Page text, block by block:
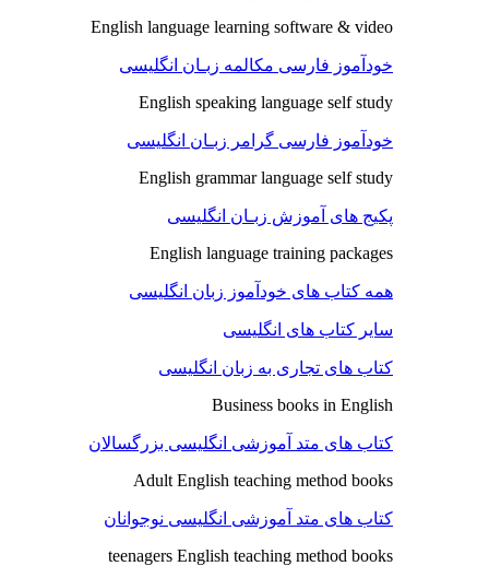
English language learning software & video
خودآموز فارسی مکالمه زبـان انگلیسی
English speaking language self study
خودآموز فارسی گرامر زبـان انگلیسی
English grammar language self study
پکیج های آموزش زبـان انگلیسی
English language training packages
همه کتاب های خودآموز زبان انگلیسی
سایر کتاب های انگلیسی
کتاب های تجاری به زبان انگلیسی
Business books in English
کتاب های متد آموزشی انگلیسی بزرگسالان
Adult English teaching method books
کتاب های متد آموزشی انگلیسی نوجوانان
teenagers English teaching method books